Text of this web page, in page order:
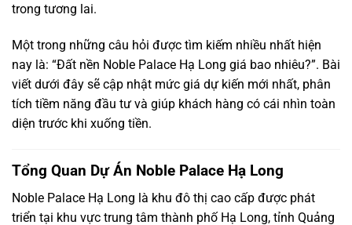
trong tương lai.
Một trong những câu hỏi được tìm kiếm nhiều nhất hiện
nay là: “Đất nền Noble Palace Hạ Long giá bao nhiêu?”. Bài
viết dưới đây sẽ cập nhật mức giá dự kiến mới nhất, phân
tích tiềm năng đầu tư và giúp khách hàng có cái nhìn toàn
diện trước khi xuống tiền.
Tổng Quan Dự Án Noble Palace Hạ Long
Noble Palace Hạ Long là khu đô thị cao cấp được phát
triển tại khu vực trung tâm thành phố Hạ Long, tỉnh Quảng